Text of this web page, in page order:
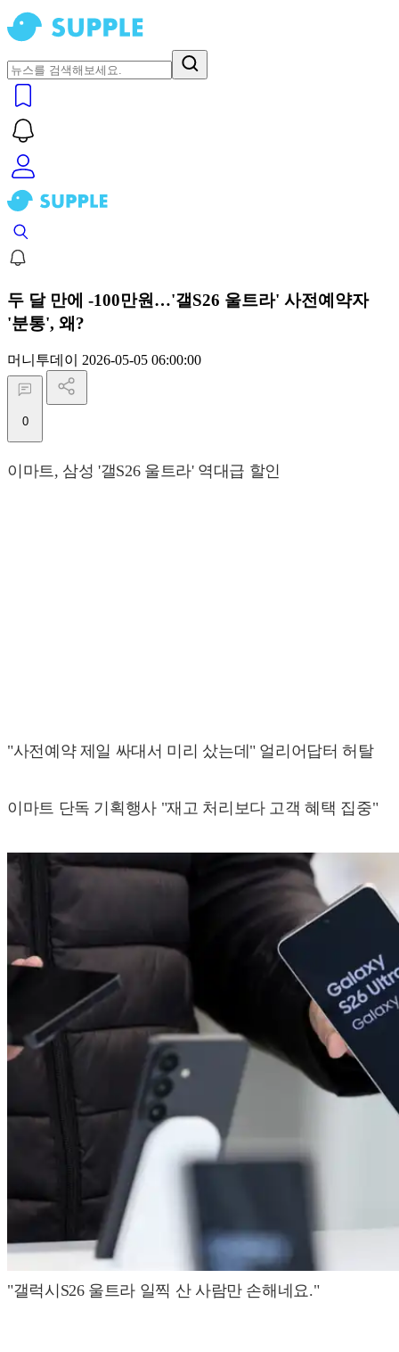
두 달 만에 -100만원…'갤S26 울트라' 사전예약자
'분통', 왜?
머니투데이 2026-05-05 06:00:00
0
이마트, 삼성 '갤S26 울트라' 역대급 할인
"사전예약 제일 싸대서 미리 샀는데" 얼리어답터 허탈
이마트 단독 기획행사 "재고 처리보다 고객 혜택 집중"
"갤럭시S26 울트라 일찍 산 사람만 손해네요."